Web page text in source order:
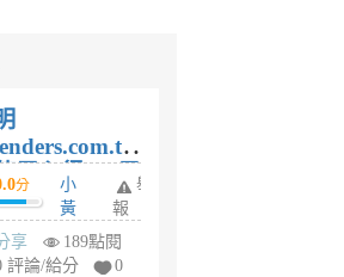
用心得 — 民
款比較平台
分
小
黃
蜂
1
舉
報
享
189點閱
評論/給分
0